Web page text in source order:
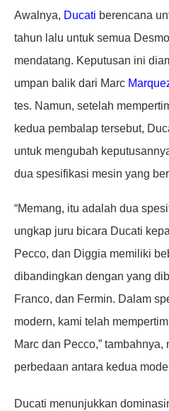
Awalnya, Ducati berencana
tahun lalu untuk semua
mendatang. Keputusan ini
umpan balik dari Marc
tes. Namun, setelah
kedua pembalap tersebut,
untuk mengubah
dua spesifikasi mesin yang
“Memang, itu adalah dua
ungkap juru bicara Ducati
Pecco, dan Diggia memiliki
dibandingkan dengan yang
Franco, dan Fermin. Dalam
modern, kami telah
Marc dan Pecco,”
perbedaan antara kedua
Ducati menunjukkan